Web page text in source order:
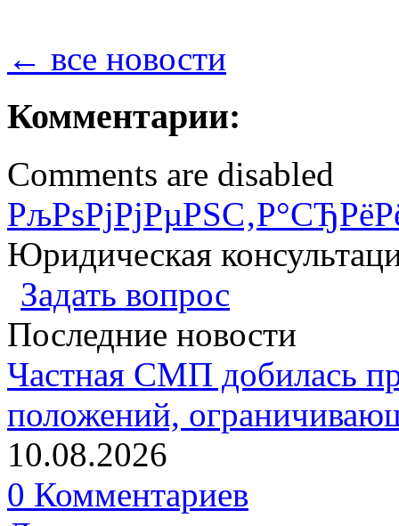
← все новости
Комментарии:
Comments are disabled
Юридическая
Задать вопрос
Последние новости
Частная СМП добилась
положений,
10.08.2026
0 Комментариев